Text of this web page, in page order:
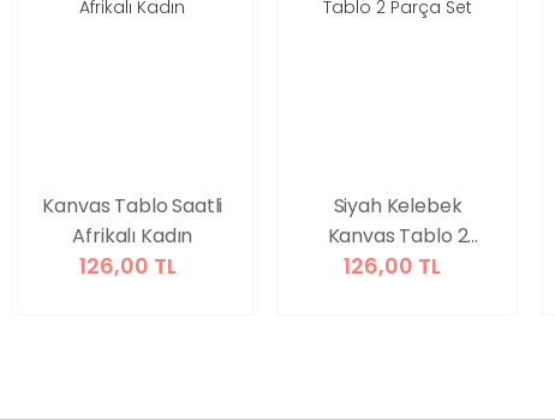
Kanvas Tablo Saatli
Afrikalı Kadın
126,00 TL
Siyah Kelebek
Kanvas Tablo 2
Parça Set
126,00 TL